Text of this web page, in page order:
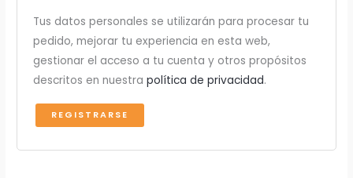
rTus datos personales se utilizarán para procesar tu
pedido, mejorar tu experiencia en esta web,
gestionar el acceso a tu cuenta y otros propósitos
descritos en nuestrapolítica de privacidad.
REGISTRARSE